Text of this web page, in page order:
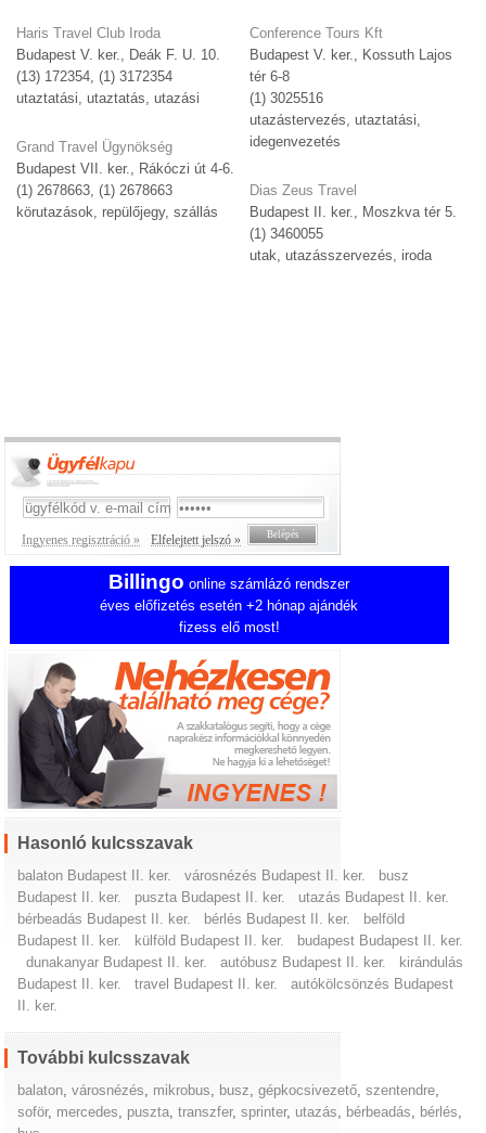
Haris Travel Club Iroda
Budapest V. ker., Deák F. U. 10.
(13) 172354, (1) 3172354
utaztatási, utaztatás, utazási
Grand Travel Ügynökség
Budapest VII. ker., Rákóczi út 4-6.
(1) 2678663, (1) 2678663
körutazások, repülőjegy, szállás
Conference Tours Kft
Budapest V. ker., Kossuth Lajos
tér 6-8
(1) 3025516
utazástervezés, utaztatási,
idegenvezetés
Dias Zeus Travel
Budapest II. ker., Moszkva tér 5.
(1) 3460055
utak, utazásszervezés, iroda
Ingyenes regisztráció » Elfelejtett jelszó »
Billingo online számlázó rendszer
éves előfizetés esetén +2 hónap ajándék
fizess elő most!
Hasonló kulcsszavak
balaton Budapest II. ker. városnézés Budapest II. ker.
busz
Budapest II. ker.
puszta Budapest II. ker.
utazás Budapest II. ker.
bérbeadás Budapest II. ker.
bérlés Budapest II. ker.
belföld
Budapest II. ker.
külföld Budapest II. ker.
budapest Budapest II. ker.
dunakanyar Budapest II. ker.
autóbusz Budapest II. ker.
kirándulás
Budapest II. ker.
travel Budapest II. ker.
autókölcsönzés Budapest
II. ker.
További kulcsszavak
balaton ,városnézés mikrobus busz ,gépkocsivezető ,szentendre
soför, mercedes puszta ,transzfer,sprinter, utazás bérbeadás bérlés